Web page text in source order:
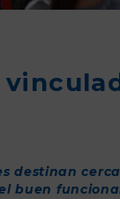
destinan
buen